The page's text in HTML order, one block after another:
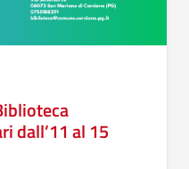
dall’11 al 15